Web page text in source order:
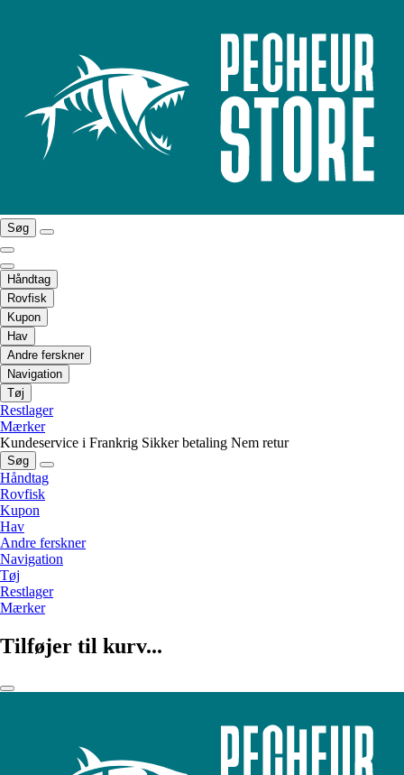
Søg
Håndtag
Rovfisk
Kupon
Hav
Andre ferskner
Navigation
Tøj
Restlager
Mærker
Kundeservice i Frankrig Sikker betaling Nem retur
Søg
Håndtag
Rovfisk
Kupon
Hav
Andre ferskner
Navigation
Tøj
Restlager
Mærker
Tilføjer til kurv...